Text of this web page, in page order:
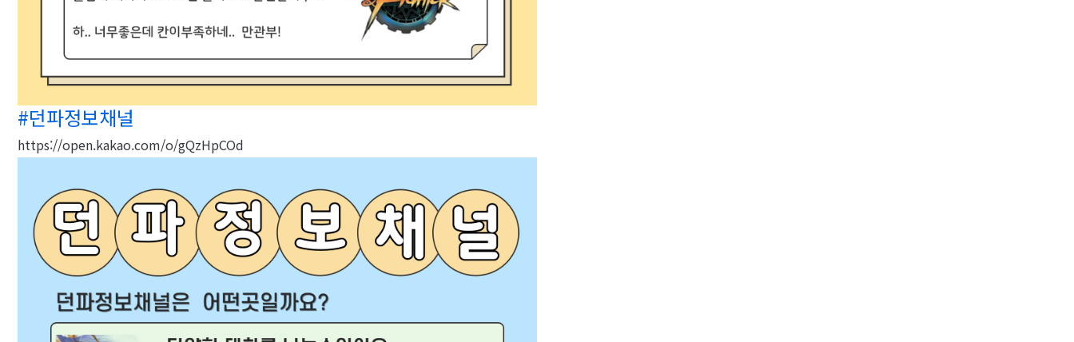
#던파정보채널
https://open.kakao.com/o/gQzHpCOd